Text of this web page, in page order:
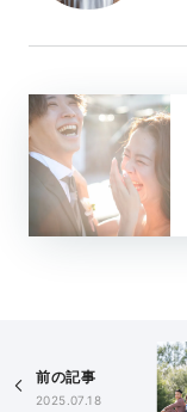
前の記事
2025.07.18